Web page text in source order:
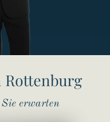
erwarten